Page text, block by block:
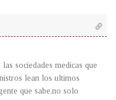
sociedades medicas que
lean los ultimos
que sabe,no solo